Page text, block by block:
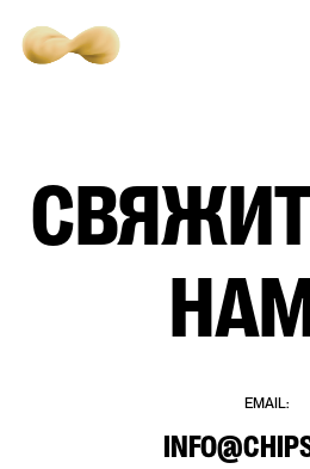
Контакты
EMAIL:
НОВЫЙ ПРОЕКТ